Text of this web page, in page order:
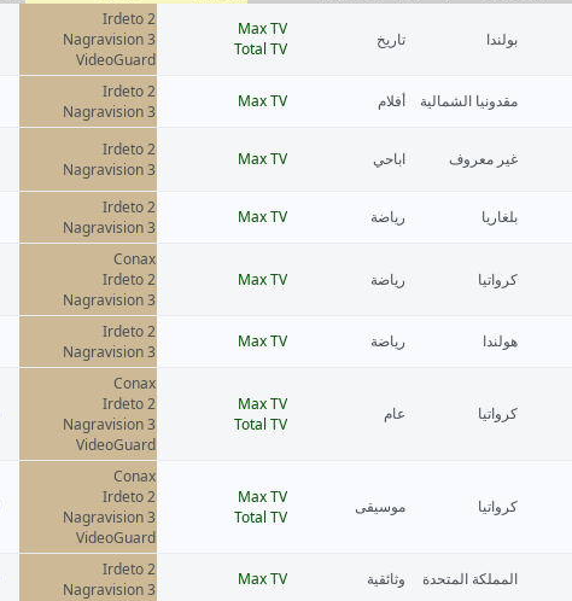
بولندا
تاريخ
Max TV
Total TV
Irdeto 2
Nagravision 3
VideoGuard
مقدونيا الشمالية أفلام Max TV
Irdeto 2
Nagravision 3
غير معروف
اباحي Max TV
Irdeto 2
Nagravision 3
بلغاريا رياضة Max TV
Irdeto 2
Nagravision 3
كرواتيا رياضة Max TV
Conax
Irdeto 2
Nagravision 3
هولندا رياضة Max TV
Irdeto 2
Nagravision 3
كرواتيا عام
Max TV
Total TV
Conax
Irdeto 2
Nagravision 3
VideoGuard
كرواتيا موسيقى
Max TV
Total TV
Conax
Irdeto 2
Nagravision 3
VideoGuard
المملكة المتحدة وثائقية Max TV
Irdeto 2
Nagravision 3